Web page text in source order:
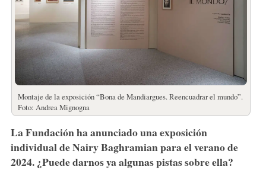
Montaje de la exposición “Bona de Mandiargues. Reencuadrar el mundo”.
Foto: Andrea Mignogna
La Fundación ha anunciado una exposición
individual de Nairy Baghramian para el verano de
2024. ¿Puede darnos ya algunas pistas sobre ella?